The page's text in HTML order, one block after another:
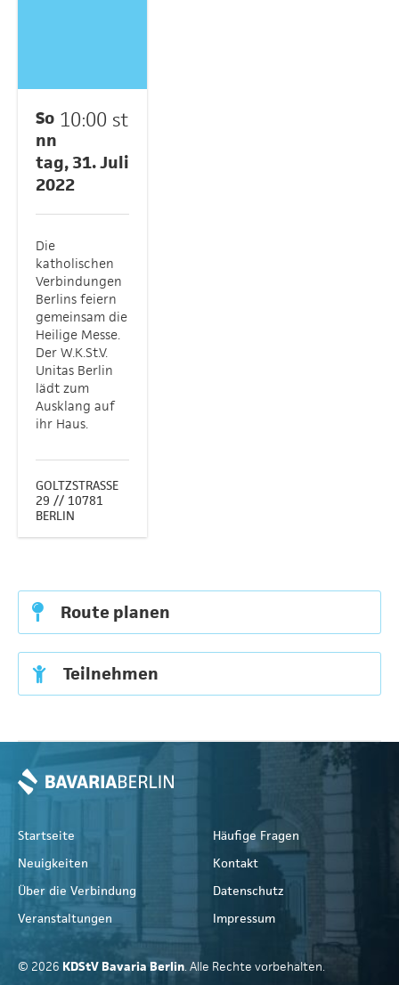
10:00 st
So
nn
tag, 31. Juli
2022
Die
katholischen
Verbindungen
Berlins feiern
gemeinsam die
Heilige Messe.
Der W.K.St.V.
Unitas Berlin
lädt zum
Ausklang auf
ihr Haus.
GOLTZSTRASSE 2
9 // 10781
BERLIN
Route planen
Teilnehmen
Startseite
Neuigkeiten
Über die Verbindung
Veranstaltungen
Häufige Fragen
Kontakt
Datenschutz
Impressum
© 2026 KDStV Bavaria Berlin. Alle Rechte vorbehalten.